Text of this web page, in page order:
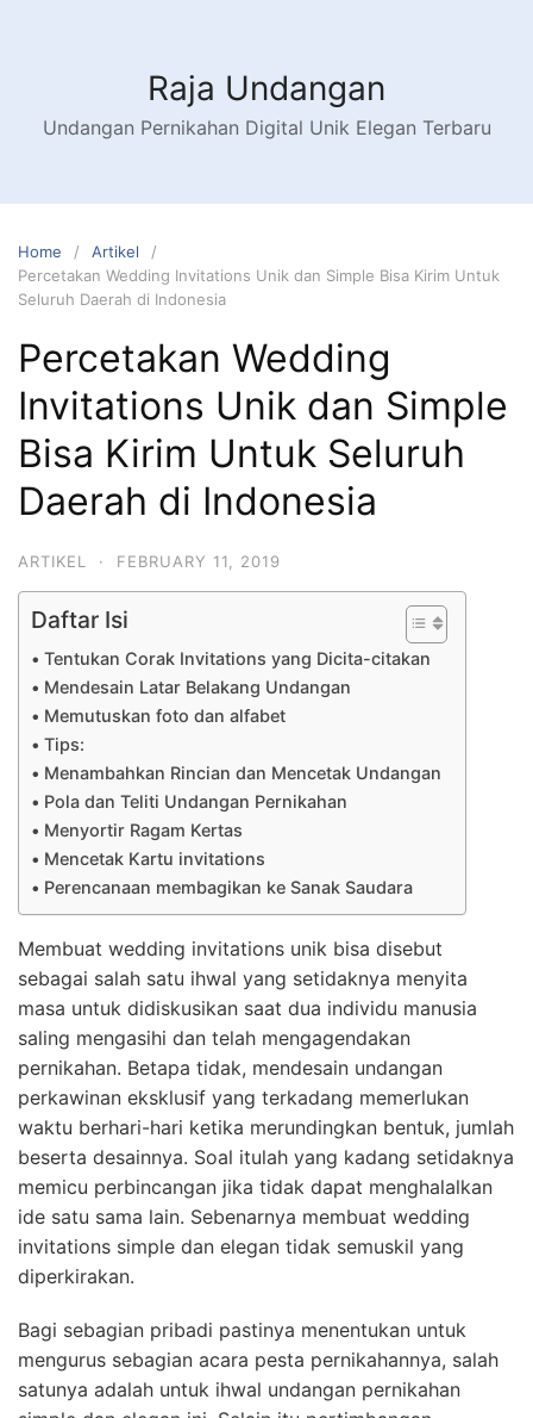
Raja Undangan
Undangan Pernikahan Digital Unik Elegan Terbaru
Home
Artikel
Percetakan Wedding Invitations Unik dan Simple Bisa Kirim Untuk
Seluruh Daerah di Indonesia
Percetakan Wedding
Invitations Unik dan Simple
Bisa Kirim Untuk Seluruh
Daerah di Indonesia
ARTIKEL · FEBRUARY 11, 2019
Daftar Isi
Tentukan Corak Invitations yang Dicita-citakan
Mendesain Latar Belakang Undangan
Memutuskan foto dan alfabet
Tips:
Menambahkan Rincian dan Mencetak Undangan
Pola dan Teliti Undangan Pernikahan
Menyortir Ragam Kertas
Mencetak Kartu invitations
Perencanaan membagikan ke Sanak Saudara
Membuat wedding invitations unik bisa disebut
sebagai salah satu ihwal yang setidaknya menyita
masa untuk didiskusikan saat dua individu manusia
saling mengasihi dan telah mengagendakan
pernikahan. Betapa tidak, mendesain undangan
perkawinan eksklusif yang terkadang memerlukan
waktu berhari-hari ketika merundingkan bentuk, jumlah
beserta desainnya. Soal itulah yang kadang setidaknya
memicu perbincangan jika tidak dapat menghalalkan
ide satu sama lain. Sebenarnya membuat wedding
invitations simple dan elegan tidak semuskil yang
diperkirakan.
Bagi sebagian pribadi pastinya menentukan untuk
mengurus sebagian acara pesta pernikahannya, salah
satunya adalah untuk ihwal undangan pernikahan